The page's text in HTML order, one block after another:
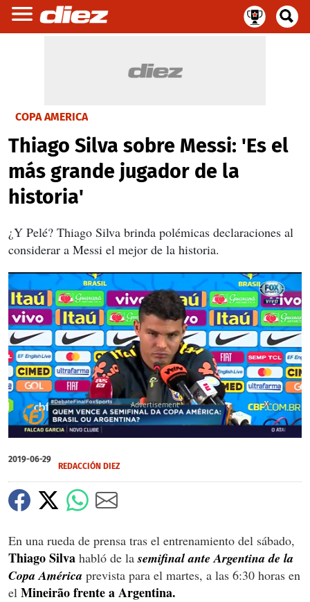
COPA AMERICA
Thiago Silva sobre Messi: 'Es el
más grande jugador de la
historia'
¿Y Pelé? Thiago Silva brinda polémicas declaraciones al
considerar a Messi el mejor de la historia.
of
1
55
seconds
X
X
2019-06-29
REDACCIÓN DIEZ
En una rueda de prensa tras el entrenamiento del sábado,
Thiago Silva habló de lasemifinal ante Argentina de la
Copa América prevista para el martes, a las 6:30 horas en
el Mineirão frente a Argentina.